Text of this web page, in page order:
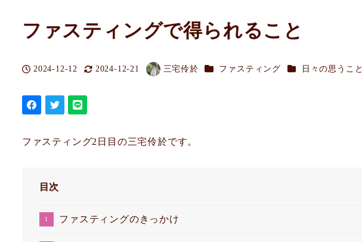
ファスティングで得られること
投稿日
2024-12-12
更新日
2024-12-21
著
三宅伶於 カテゴリー
ファスティング カテゴリー
日々の思うこと
ファスティング2日目の三宅伶於です。
目次
ファスティングのきっかけ